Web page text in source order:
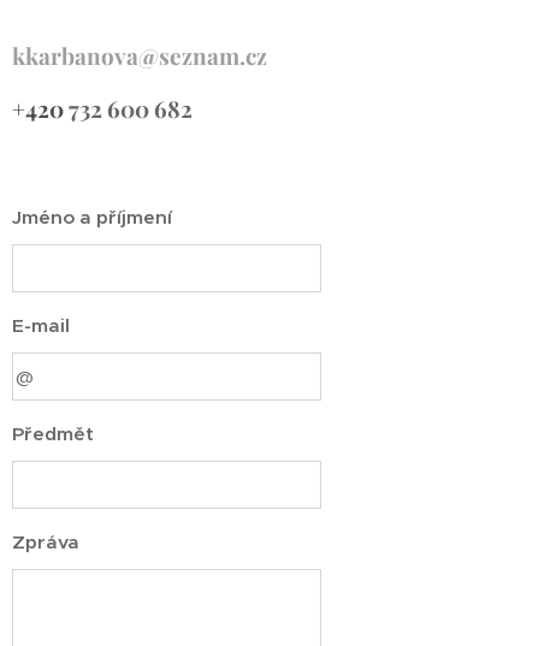
kkarbanova@seznam.cz
+420732 600 682
Jméno a příjmení
E-mail
Předmět
Zpráva